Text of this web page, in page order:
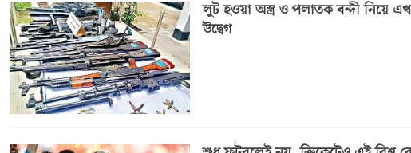
লুট হওয়া অস্ত্র ও পলাতক বন্দী নিয়ে
উদ্বেগ